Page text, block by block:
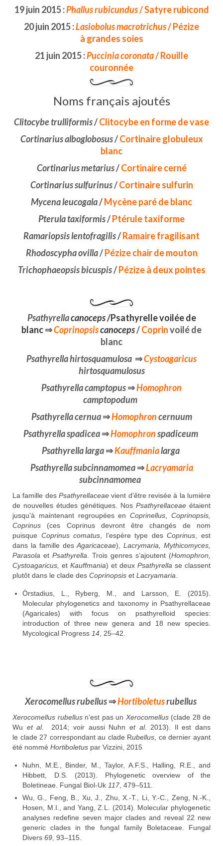
19 juin 2015 :Phallus rubicundus/ Satyre rubicond
20 juin 2015 :Lasiobolus macrotrichus/ Pézize
à grandes soies
21 juin 2015 :Puccinia coronata/ Rouille
couronnée
Noms français ajoutés
Clitocybe trulliformis/Clitocybe en forme de vase
Cortinarius alboglobosus/Cortinaire globuleux
blanc
Cortinarius metarius/Cortinaire cerné
Cortinarius sulfurinus/Cortinaire sulfurin
Mycena leucogala/Mycène paré de blanc
Pterula taxiformis/Ptérule taxiforme
Ramariopsis lentofragilis/Ramaire fragilisant
Rhodoscypha ovilla/Pézize chair de mouton
Trichophaeopsis bicuspis/Pézize à deux pointes
Psathyrellacanoceps/Psathyrelle voilée de
blanc⇒Coprinopsiscanoceps/Coprinvoilé de
blanc
Psathyrella hirtosquamulosa ⇒Cystoagaricus
hirtosquamulosus
Psathyrella camptopus⇒Homophron
camptopodum
Psathyrella cernua⇒Homophroncernuum
Psathyrella spadicea⇒Homophronspadiceum
Psathyrella larga⇒Kauffmanialarga
Psathyrella subcinnamomea⇒Lacryamaria
subcinnamomea
La famille des Psathyrellaceae vient d’être revisée à la lumière
de nouvelles études génétiques. Nos Psathyrellaceae étaient
jusqu’à maintenant regroupées enCoprinellus
Coprinopsis,
Coprinus (ces Coprinus devront être changés de nom
puisque Coprinus comatus , l’espère type desCoprinus , est
dans la famille desAgaricaceae),Lacrymaria, Mythicomyces,
Parasola et Psathyrella . Trois genres s’ajoutent (Homophron,
Cystoagaricus, et Kauffmania) et deux Psathyrella se classent
plutôt dans le clade des Coprinopsis et Lacryamaria
Örstadius, L., Ryberg, M., and Larsson, E. (2015).
Molecular phylogenetics and taxonomy in Psathyrellaceae
(Agaricales) with focus on psathyrelloid species:
introduction of three new genera and 18 new species.
Mycological Progress 14 , 25–42.
Xerocomellus rubellus⇒Hortiboletusrubellus
Xerocomellus rubellusn’est pas un Xerocomellus(clade 28 de
Wu et al. 2014; voir aussi Nuhn et al.
2013). Il est dans
le clade 27 correspondant au clade Rubellus , ce dernier ayant
été nommé Hortiboletus par Vizzini, 2015
Nuhn, M.E., Binder, M., Taylor, A.F.S., Halling, R.E., and
Hibbett, D.S. (2013). Phylogenetic overview of the
Boletineae. Fungal Biol-Uk 117 , 479–511.
Wu, G., Feng, B., Xu, J., Zhu, X.-T., Li, Y.-C., Zeng, N.-K.,
Hosen, M.I., and Yang, Z.L. (2014). Molecular phylogenetic
analyses redefine seven major clades and reveal 22 new
generic clades in the fungal family Boletaceae. Fungal
Divers 69 , 93–115.